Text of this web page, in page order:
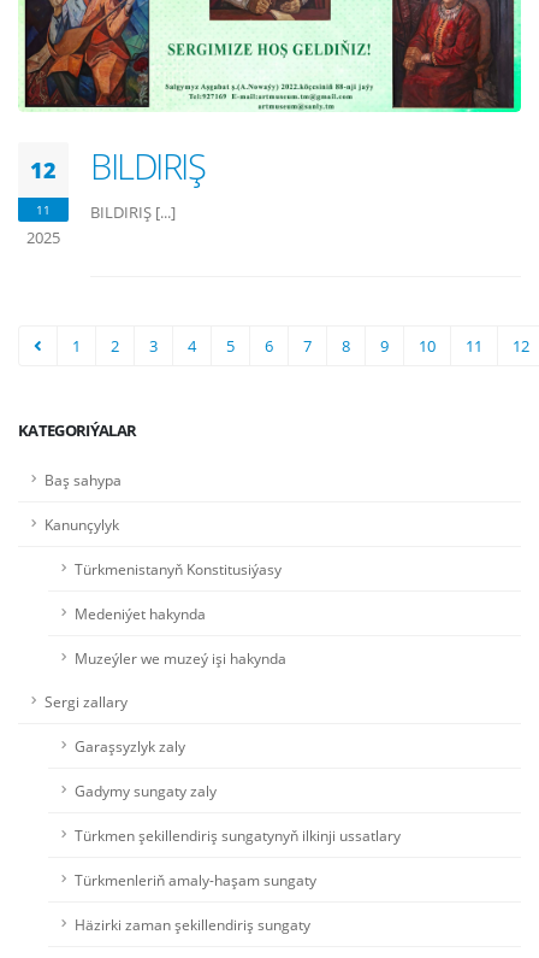
12
11
2025
BILDIRIŞ
BILDIRIŞ [...]
1 2 3 4 5 6 7 8 9 10 11 12
KATEGORIÝALAR
Baş sahypa
Kanunçylyk
Türkmenistanyň Konstitusiýasy
Medeniýet hakynda
Muzeýler we muzeý işi hakynda
Sergi zallary
Garaşsyzlyk zaly
Gadymy sungaty zaly
Türkmen şekillendiriş sungatynyň ilkinji ussatlary
Türkmenleriň amaly-haşam sungaty
Häzirki zaman şekillendiriş sungaty